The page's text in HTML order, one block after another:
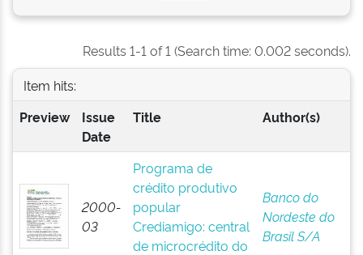
Results 1-1 of 1 (Search time: 0.002 seconds).
Item hits:
Preview
Issue
Date
Title Author(s)
2000-
03
Programa de
crédito produtivo
popular
Crediamigo: central
de microcrédito do
Banco do
Nordeste do
Brasil S/A